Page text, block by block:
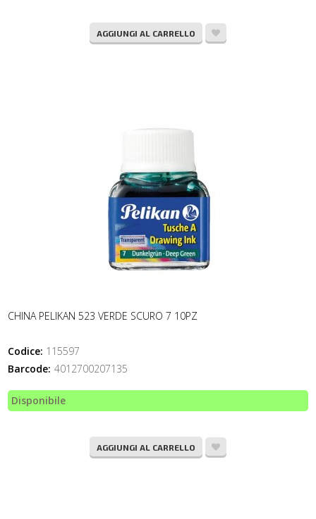
AGGIUNGI AL CARRELLO
CHINA PELIKAN 523 VERDE SCURO 7 10PZ
Codice: 115597
Barcode: 4012700207135
Disponibile
AGGIUNGI AL CARRELLO